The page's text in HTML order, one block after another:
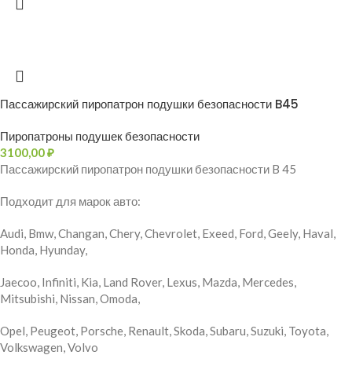
Пассажирский пиропатрон подушки безопасности B45
Пиропатроны подушек безопасности
3100,00₽
Пассажирский пиропатрон подушки безопасности B 45
Подходит для марок авто:
Audi, Bmw, Changan, Chery, Chevrolet, Exeed, Ford, Geely, Haval,
Honda, Hyunday,
Jaecoo, Infiniti, Kia, Land Rover, Lexus, Mazda, Mercedes,
Mitsubishi, Nissan, Omoda,
Opel, Peugeot, Porsche, Renault, Skoda, Subaru, Suzuki, Toyota,
Volkswagen, Volvo